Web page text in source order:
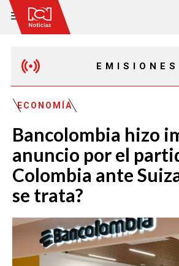
EMISIONES
EMISIÓN 12:30 PM
EMISIÓN 7:00 PM
EMISIÓN 11:30 PM
ECONOMÍA
Bancolombia hizo
anuncio por el
Colombia ante
se trata?